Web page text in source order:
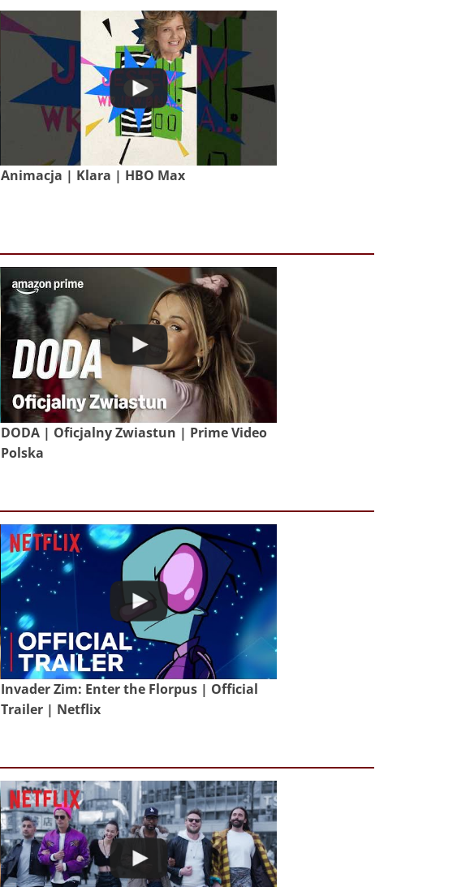
Animacja | Klara | HBO Max
DODA | Oficjalny Zwiastun | Prime Video
Polska
Invader Zim: Enter the Florpus | Official
Trailer | Netflix